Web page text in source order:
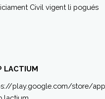
Civil vigent li pogués
LACTIUM
play.google.com/store/